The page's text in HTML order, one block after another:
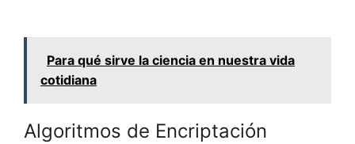
Para qué sirve la ciencia en nuestra vida
cotidiana
Algoritmos de Encriptación